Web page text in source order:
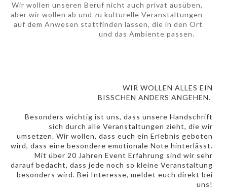
Wir wollen unseren Beruf nicht auch privat ausüben,
aber wir wollen ab und zu kulturelle Veranstaltungen
auf dem Anwesen stattfinden lassen, die in den Ort
und das Ambiente passen.
WIR WOLLEN ALLES EIN
BISSCHEN ANDERS ANGEHEN.
Besonders wichtig ist uns, dass unsere Handschrift
sich durch alle Veranstaltungen zieht, die wir
umsetzen. Wir wollen, dass euch ein Erlebnis geboten
wird, dass eine besondere emotionale Note hinterlässt.
Mit über 20 Jahren Event Erfahrung sind wir sehr
darauf bedacht, dass jede noch so kleine Veranstaltung
besonders wird. Bei Interesse, meldet euch direkt bei
uns!